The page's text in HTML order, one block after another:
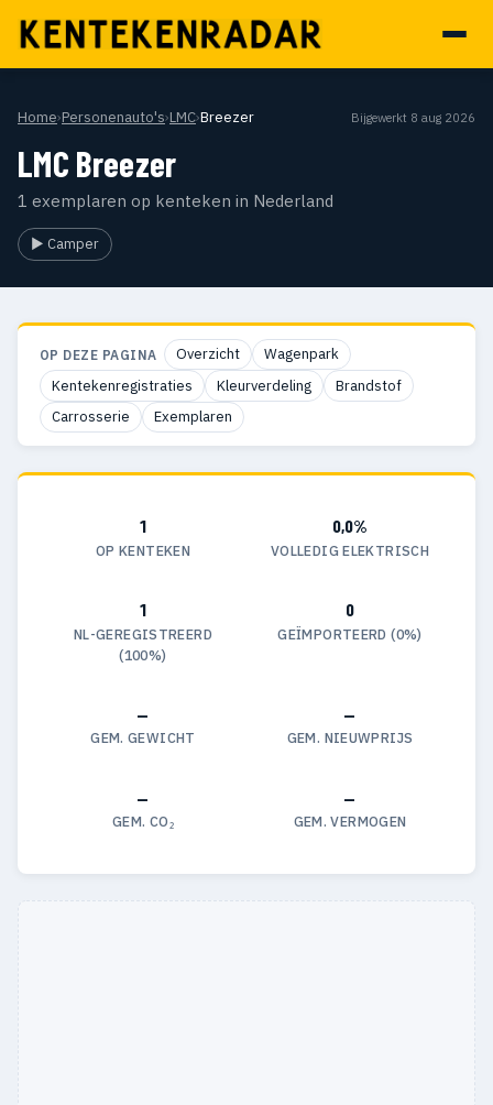
Home›Personenauto's›LMC›Breezer Bijgewerkt 8 aug 2026
LMC Breezer
1 exemplaren op kenteken in Nederland
▶ Camper
OP DEZE PAGINA Overzicht
Wagenpark
Kentekenregistraties
Kleurverdeling
Brandstof
Carrosserie
Exemplaren
1
OP KENTEKEN
0,0%
VOLLEDIG ELEKTRISCH
1
NL-GEREGISTREERD
(100%)
0
GEÏMPORTEERD (0%)
—
GEM. GEWICHT
—
GEM. NIEUWPRIJS
—
GEM. CO₂
—
GEM. VERMOGEN